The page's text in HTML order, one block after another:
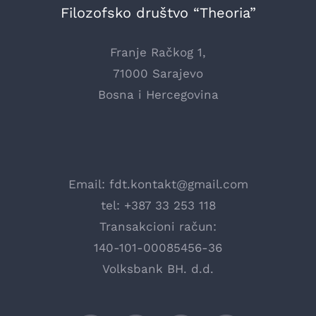
Filozofsko društvo “Theoria”
Franje Račkog 1,
71000 Sarajevo
Bosna i Hercegovina
Email: fdt.kontakt@gmail.com
tel: +387 33 253 118
Transakcioni račun:
140-101-00085456-36
Volksbank BH. d.d.